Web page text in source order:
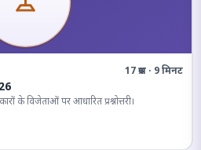
17 प्रश्न · 9 मिनट
के विजेताओं पर आधारित प्रश्नोत्तरी।